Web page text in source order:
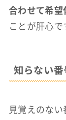
合わせて希望
ことが肝心で
知らない番
見覚えのない